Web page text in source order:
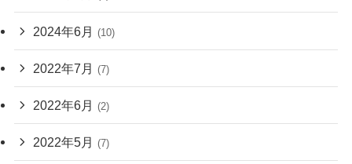
2024年6月 (10)
2022年7月 (7)
2022年6月 (2)
2022年5月 (7)